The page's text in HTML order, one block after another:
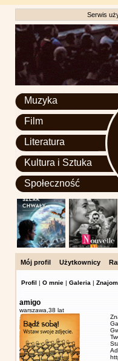
Serwis
Muzyka
Film
Literatura
Kultura i Sztuka
Społeczność
Mój profil Użytkownicy
Profil | O mnie | Galeria |
amigo
warszawa, 38 lat